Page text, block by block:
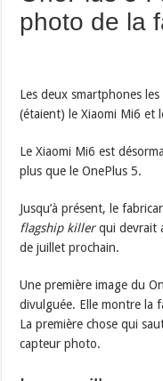
photo de la
Les deux smartphones
(étaient) le Xiaomi Mi6 et
Le Xiaomi Mi6 est
plus que le OnePlus 5.
Jusqu’à présent, le
flagship killerqui devrait
de juillet prochain.
Une première image du
divulguée. Elle montre la
La première chose qui
capteur photo.